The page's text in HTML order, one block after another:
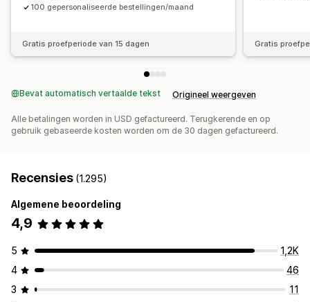
100 gepersonaliseerde bestellingen/maand
Gratis proefperiode van 15 dagen Gratis
Bevat automatisch vertaalde tekst Origineel weergeven
Alle betalingen worden in USD gefactureerd. Terugkerende en op
gebruik gebaseerde kosten worden om de 30 dagen gefactureerd.
Recensies (1.295)
Algemene beoordeling
4,9
5
1,2K
4
46
3
11